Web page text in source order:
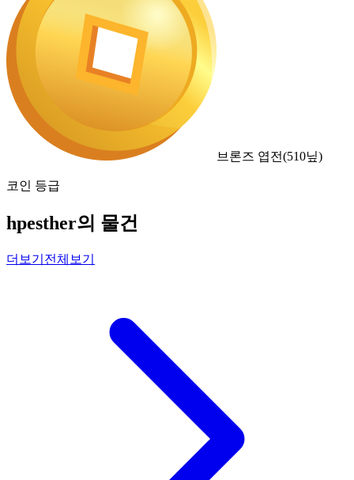
브론즈 엽전(510닢)
코인 등급
hpesther의 물건
더보기 전체보기